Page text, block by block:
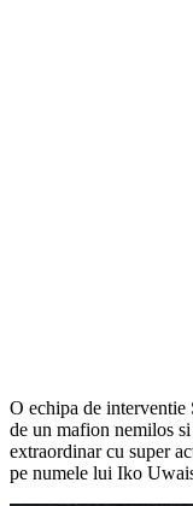
O echipa de interventie
de un mafion nemilos
extraordinar cu super
pe numele lui Iko